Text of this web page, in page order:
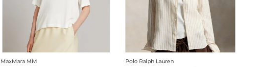
MaxMara MM Polo Ralph Lauren